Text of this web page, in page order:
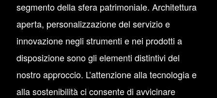
segmento della sfera patrimoniale. Architettura
aperta, personalizzazione del servizio e
innovazione negli strumenti e nei prodotti a
disposizione sono gli elementi distintivi del
nostro approccio. L’attenzione alla tecnologia e
alla sostenibilità ci consente di avvicinare